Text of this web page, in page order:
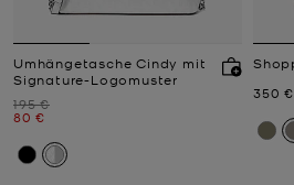
Umhängetasche Cindy mit
Signature-Logomuster
Zuvor
195 €
Jetzt
80 €
Jetzt
350 €